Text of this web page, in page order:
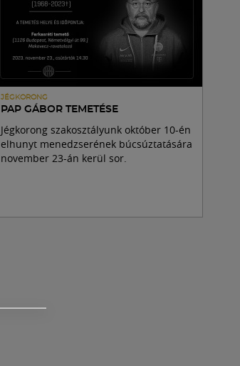
JÉGKORONG
PAP GÁBOR TEMETÉSE
Jégkorong szakosztályunk október 10-én
elhunyt menedzserének búcsúztatására
november 23-án kerül sor.